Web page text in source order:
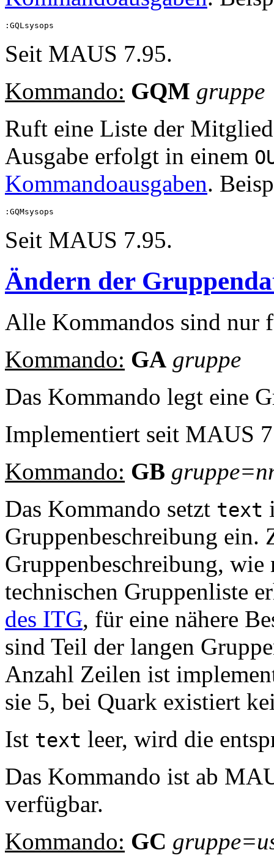
Seit MAUS 7.95.
Kommando: GQM gruppe
Ruft eine Liste der
Ausgabe erfolgt in einem
Kommandoausgaben.
Seit MAUS 7.95.
Ändern der
Alle Kommandos sind nur
Kommando: GA gruppe
Das Kommando legt eine
Implementiert seit MAUS
Kommando: GB gruppe
Das Kommando setzt text
Gruppenbeschreibung ein.
Gruppenbeschreibung,
technischen Gruppenliste
des ITG, für eine nähere
sind Teil der langen
Anzahl Zeilen ist
sie 5, bei Quark existiert
Ist text leer, wird die
Das Kommando ist ab
verfügbar.
Kommando: GC gruppe=